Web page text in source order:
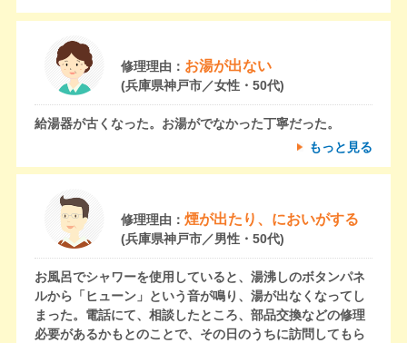
修理理由： お湯が出ない
(兵庫県神戸市／女性・50代)
給湯器が古くなった。お湯がでなかった丁寧だった。
もっと見る
修理理由： 煙が出たり、においがする
(兵庫県神戸市／男性・50代)
お風呂でシャワーを使用していると、湯沸しのボタンパネ
ルから「ヒューン」という音が鳴り、湯が出なくなってし
まった。電話にて、相談したところ、部品交換などの修理
必要があるかもとのことで、その日のうちに訪問してもら